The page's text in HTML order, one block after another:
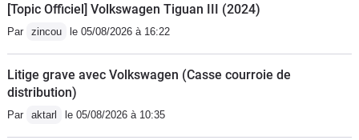
[Topic Officiel] Volkswagen Tiguan III (2024)
Par zincou le 05/08/2026 à 16:22
Litige grave avec Volkswagen (Casse courroie de
distribution)
Par aktarl le 05/08/2026 à 10:35